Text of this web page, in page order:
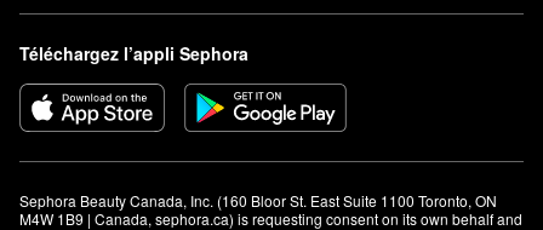
Téléchargez l’appli Sephora
Sephora Beauty Canada, Inc. (160 Bloor St. East Suite 1100 Toronto, ON
M4W 1B9 | Canada, sephora.ca) is requesting consent on its own behalf and